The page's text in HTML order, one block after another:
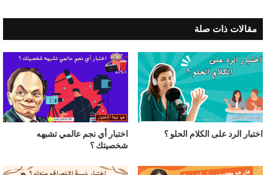
مقالات ذات صلة
اختبار الرد على الكلام الحلو ؟ اختبار أي نجم عالمي تشبهه
شخصيتك ؟